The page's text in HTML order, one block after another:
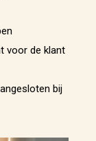
voor de klant
bij